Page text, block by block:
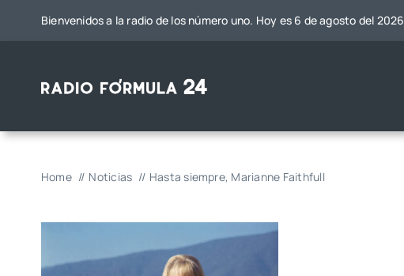
Bienvenidos a la radio de los número uno. Hoy es 6 de agosto del 2026
Home Noticias Hasta siempre, Marianne Faithfull